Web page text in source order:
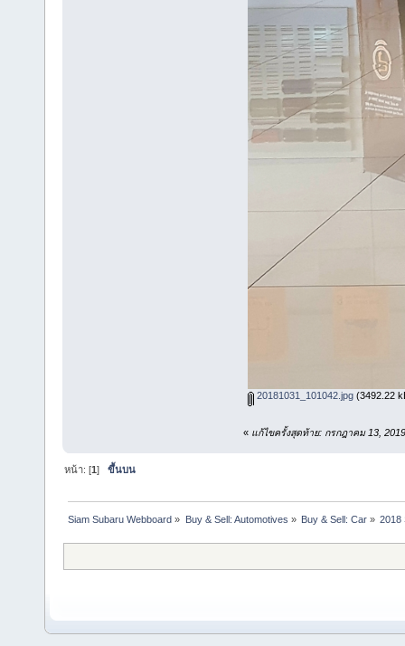
20181031_101042.jpg(3492.22
« แก้ไขครั้งสุดท้าย: กรกฎาคม 13,
หน้า: [1]ขึ้นบน
Siam Subaru Webboard » Buy & Sell: Automotives » Buy & Sell: Car» 2018